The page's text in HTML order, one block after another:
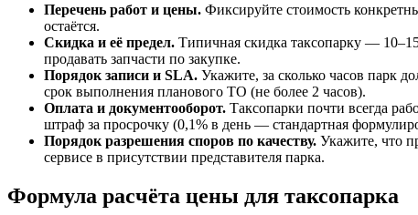
Перечень работ и цены. Фиксируйте стоимость
остаётся.
Скидка и её предел. Типичная скидка таксопарку —
продавать запчасти по закупке.
Порядок записи и SLA. Укажите, за сколько часов парк
срок выполнения планового ТО (не более 2 часов).
Оплата и документооборот. Таксопарки почти всегда
штраф за просрочку (0,1% в день — стандартная
Порядок разрешения споров по качеству. Укажите, что
сервисе в присутствии представителя парка.
Формула расчёта цены для таксопарка